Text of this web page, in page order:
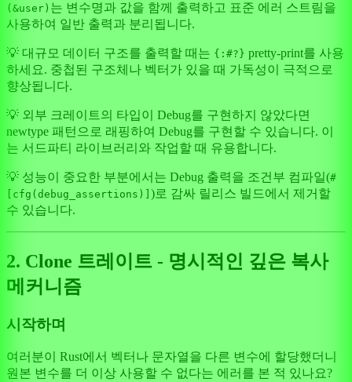
(&user) 는 변수명과 값을 함께 출력하고 표준 에러 스트림을
사용하여 일반 출력과 분리됩니다.
💡 대규모 데이터 구조를 출력할 때는 {:#?} pretty-print를 사용
하세요. 중첩된 구조체나 벡터가 있을 때 가독성이 극적으로
향상됩니다.
💡 외부 크레이트의 타입이 Debug를 구현하지 않았다면
newtype 패턴으로 래핑하여 Debug를 구현할 수 있습니다. 이
는 서드파티 라이브러리와 작업할 때 유용합니다.
💡 성능이 중요한 부분에서는 Debug 출력을 조건부 컴파일(#
[cfg(debug_assertions)] )로 감싸 릴리스 빌드에서 제거할
수 있습니다.
2. Clone 트레이트 - 명시적인 깊은 복사
메커니즘
시작하며
여러분이 Rust에서 벡터나 문자열을 다른 변수에 할당했더니
원본 변수를 더 이상 사용할 수 없다는 에러를 본 적 있나요?